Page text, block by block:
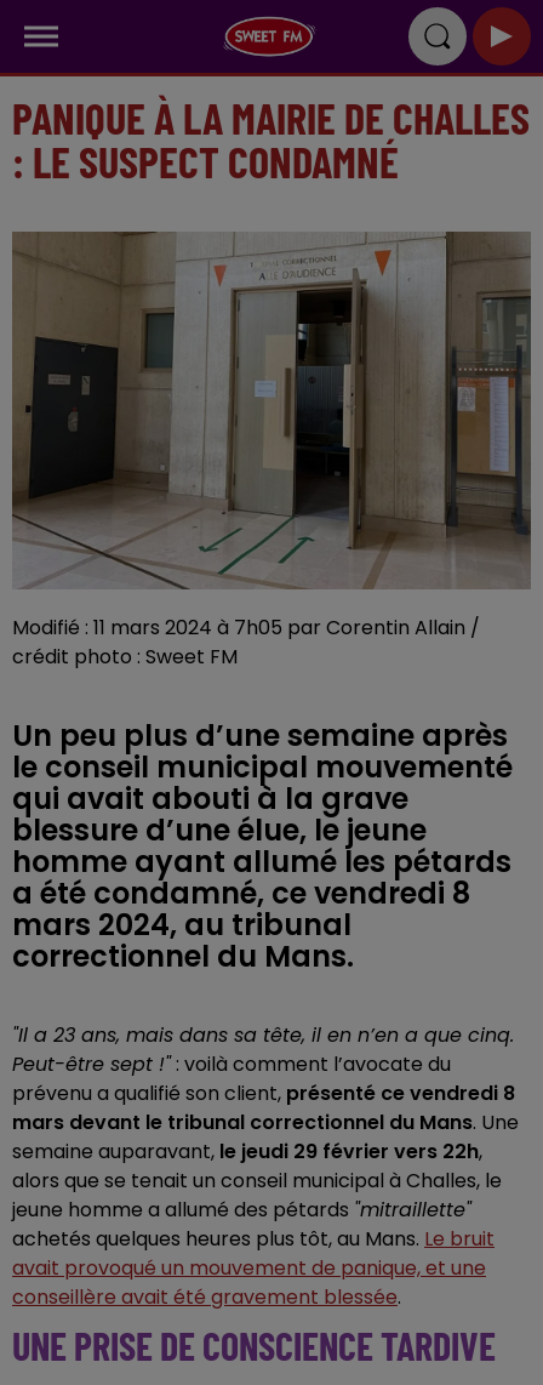
PANIQUE À LA MAIRIE DE CHALLES
: LE SUSPECT CONDAMNÉ
Modifié : 11 mars 2024 à 7h05 par Corentin Allain /
crédit photo : Sweet FM
Un peu plus d’une semaine après
le conseil municipal mouvementé
qui avait abouti à la grave
blessure d’une élue, le jeune
homme ayant allumé les pétards
a été condamné, ce vendredi 8
mars 2024, au tribunal
correctionnel du Mans.
"Il a 23 ans, mais dans sa tête, il en n’en a que cinq.
Peut-être sept !": voilà comment l’avocate du
prévenu a qualifié son client, présenté ce vendredi 8
mars devant le tribunal correctionnel du Mans. Une
semaine auparavant, le jeudi 29 février vers 22h,
alors que se tenait un conseil municipal à Challes, le
jeune homme a allumé des pétards "mitraillette"
achetés quelques heures plus tôt, au Mans. Le bruit
avait provoqué un mouvement de panique, et une
conseillère avait été gravement blessée.
UNE PRISE DE CONSCIENCE TARDIVE